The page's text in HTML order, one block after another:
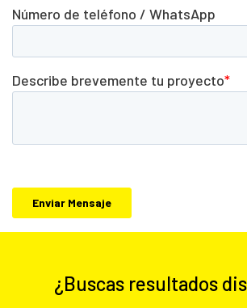
¿Buscas resultados